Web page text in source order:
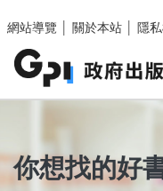
網站導覽
關於本站 隱
你想找的好